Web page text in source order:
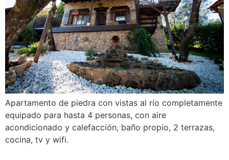
Apartamento de piedra con vistas al río completamente
equipado para hasta 4 personas, con aire
acondicionado y calefacción, baño propio, 2 terrazas,
cocina, tv y wifi.